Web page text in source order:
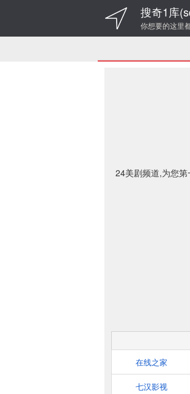
搜奇1库
你想要的这里
24美剧频道,为您
在线之家
七汉影视